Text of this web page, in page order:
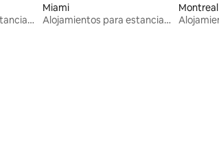
Alojamientos para estancias largas
Miami
Alojamientos para estancias largas
Montreal